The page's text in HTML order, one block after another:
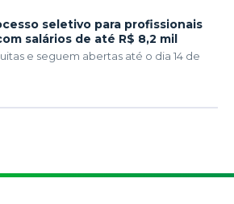
seletivo para profissionais
salários de até R$ 8,2 mil
e seguem abertas até o dia 14 de